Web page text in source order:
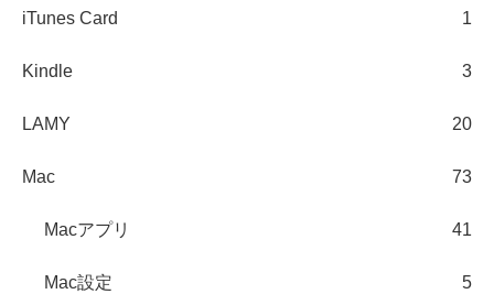
iTunes Card 1
Kindle 3
LAMY 20
Mac 73
Macアプリ 41
Mac設定 5